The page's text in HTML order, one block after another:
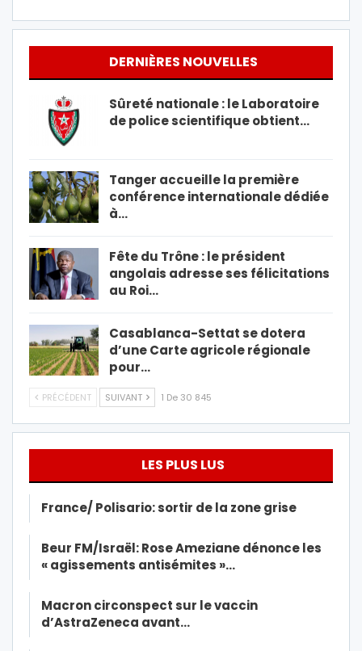
DERNIÈRES NOUVELLES
Sûreté nationale : le Laboratoire
de police scientifique obtient…
Tanger accueille la première
conférence internationale dédiée
à…
Fête du Trône : le président
angolais adresse ses félicitations
au Roi…
Casablanca-Settat se dotera
d’une Carte agricole régionale
pour…
PRÉCÉDENT SUIVANT 1 De 30 845
LES PLUS LUS
France/ Polisario: sortir de la zone grise
Beur FM/Israël: Rose Ameziane dénonce les
« agissements antisémites »…
Macron circonspect sur le vaccin
d’AstraZeneca avant…